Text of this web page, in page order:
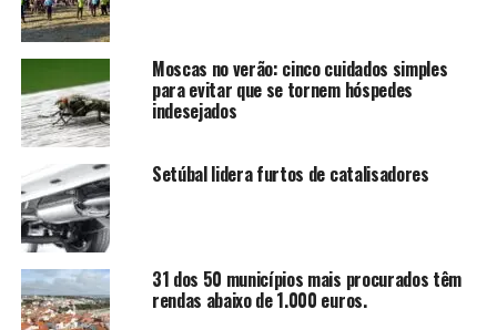
Moscas no verão: cinco cuidados simples
para evitar que se tornem hóspedes
indesejados
Setúbal lidera furtos de catalisadores
31 dos 50 municípios mais procurados têm
rendas abaixo de 1.000 euros.